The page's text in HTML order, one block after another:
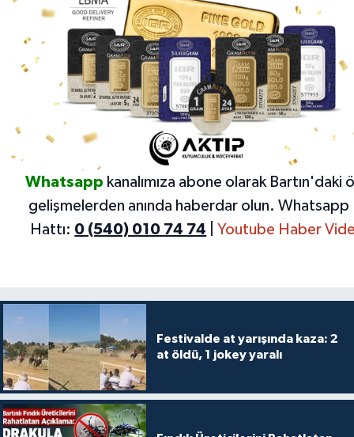
Whatsapp kanalımıza abone olarak Bartın'daki
gelişmelerden anında haberdar olun. Whatsapp
Hattı: 0 (540) 010 74 74 |Youtube Haber
Festivalde at yarışında kaza: 2
at öldü, 1 jokey yaralı